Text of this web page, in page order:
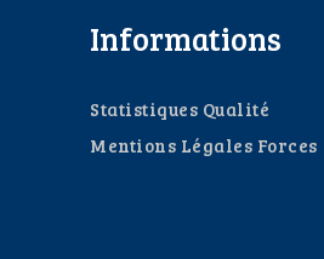
Informations
Statistiques Qualité
Mentions Légales Forces